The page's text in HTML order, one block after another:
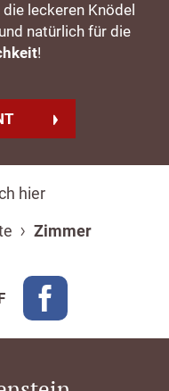
leckeren Knödel
natürlich für die
!
hier
Zimmer